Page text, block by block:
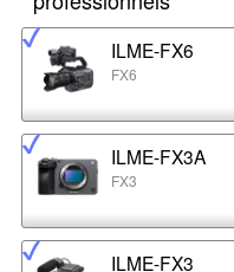
ILME-FX6
FX6
ILME-FX3A
FX3
ILME-FX3